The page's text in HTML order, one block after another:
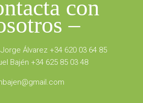
con
–
Álvarez +34 620 03 64 85
Bajén +34 625 85 03 48